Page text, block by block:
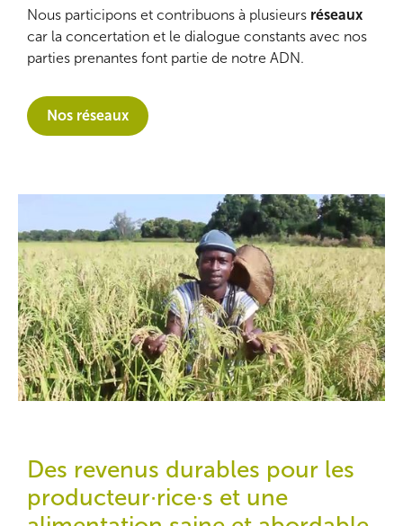
Nous participons et contribuons à plusieurs réseaux
car la concertation et le dialogue constants avec nos
parties prenantes font partie de notre ADN.
Nos réseaux
Des revenus durables pour les
producteur·rice·s et une